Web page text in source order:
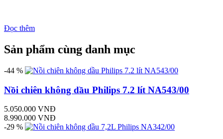
Đọc thêm
Sản phẩm cùng danh mục
-44 %
Nồi chiên không dầu Philips 7.2 lít NA543/00
5.050.000 VNĐ
8.990.000 VNĐ
-29 %